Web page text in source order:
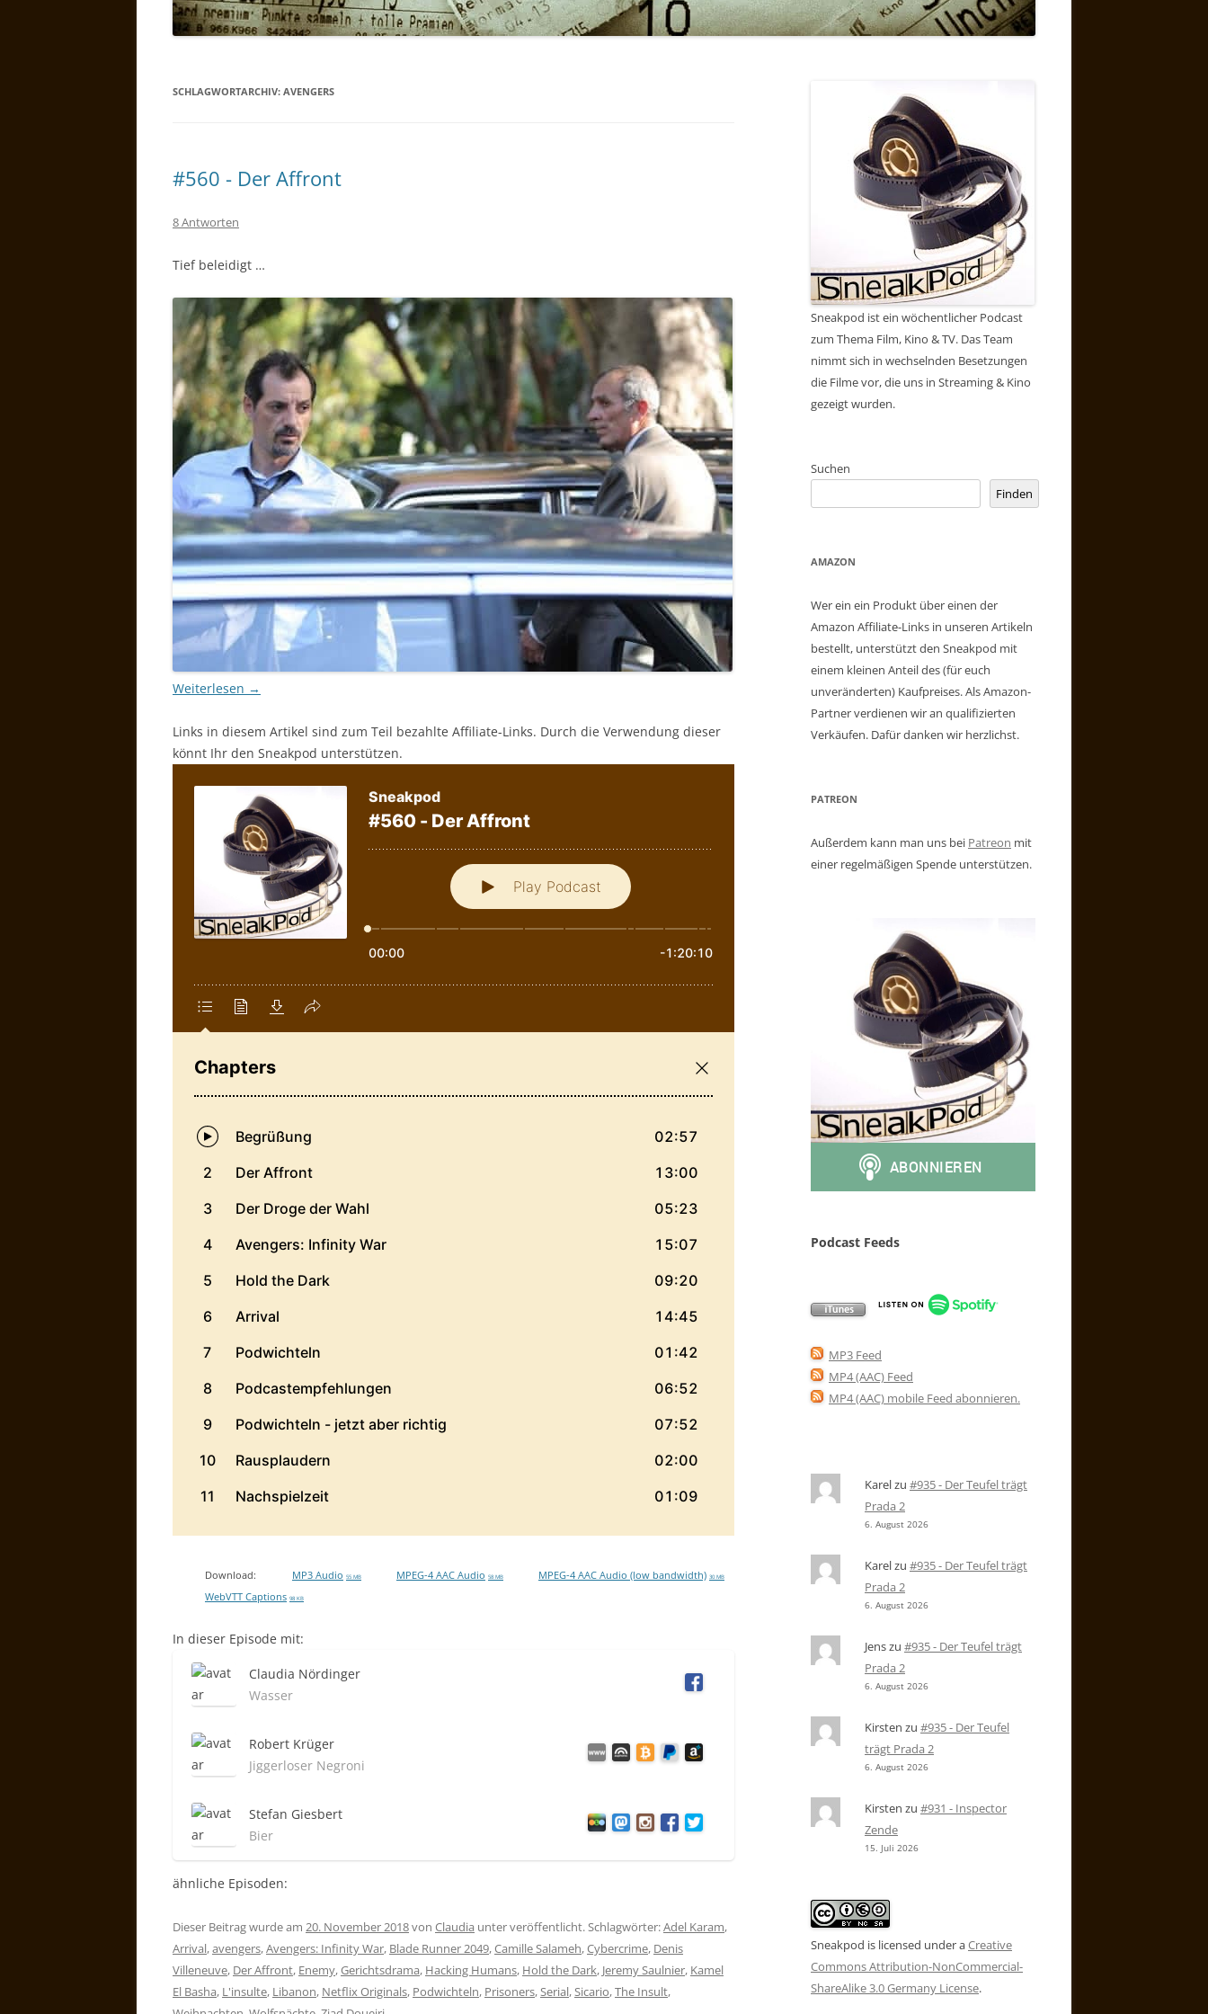
SCHLAGWORTARCHIV: AVENGERS
#560 - Der Affront
8 Antworten
Tief beleidigt …
Weiterlesen →
Links in diesem Artikel sind zum Teil bezahlte Affiliate-Links. Durch die Verwendung dieser
könnt Ihr den Sneakpod unterstützen.
Download: MP3 Audio 55 MB MPEG-4 AAC Audio 58 MB MPEG-4 AAC Audio (low bandwidth) 30 MB
WebVTT Captions 98 KB
In dieser Episode mit:
Claudia Nördinger
Wasser
Robert Krüger
Jiggerloser Negroni
Stefan Giesbert
Bier
ähnliche Episoden:
Dieser Beitrag wurde am 20. November 2018von Claudia unter veröffentlicht. Schlagwörter:Adel Karam,
Arrival,avengers,Avengers: Infinity War, Blade Runner 2049,Camille Salameh,Cybercrime, Denis
Villeneuve, Der Affront, Enemy,Gerichtsdrama, Hacking Humans, Hold the Dark, Jeremy Saulnier, Kamel
El Basha, L'insulte, Libanon, Netflix Originals, Podwichteln, Prisoners,Serial,Sicario,The Insult,
Sneakpod ist ein wöchentlicher Podcast
zum Thema Film, Kino & TV. Das Team
nimmt sich in wechselnden Besetzungen
die Filme vor, die uns in Streaming & Kino
gezeigt wurden.
Suchen
Finden
AMAZON
Wer ein ein Produkt über einen der
Amazon Affiliate-Links in unseren Artikeln
bestellt, unterstützt den Sneakpod mit
einem kleinen Anteil des (für euch
unveränderten) Kaufpreises. Als Amazon-
Partner verdienen wir an qualifizierten
Verkäufen. Dafür danken wir herzlichst.
PATREON
Außerdem kann man uns bei Patreon mit
einer regelmäßigen Spende unterstützen.
Podcast Feeds
MP3 Feed
MP4 (AAC) Feed
MP4 (AAC) mobile Feed abonnieren.
Karelzu #935 - Der Teufel trägt
Prada 2
6. August 2026
Karelzu #935 - Der Teufel trägt
Prada 2
6. August 2026
Jenszu #935 - Der Teufel trägt
Prada 2
6. August 2026
Kirsten zu #935 - Der Teufel
trägt Prada 2
6. August 2026
Kirsten zu #931 - Inspector
Zende
15. Juli 2026
Sneakpod is licensed under aCreative
Commons Attribution-NonCommercial-
ShareAlike 3.0 Germany License.